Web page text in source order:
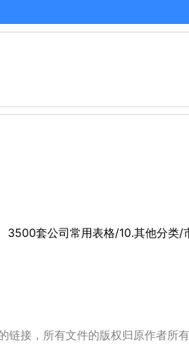
套公司常用表格/10.其他分类
接，所有文件的版权归原作者所